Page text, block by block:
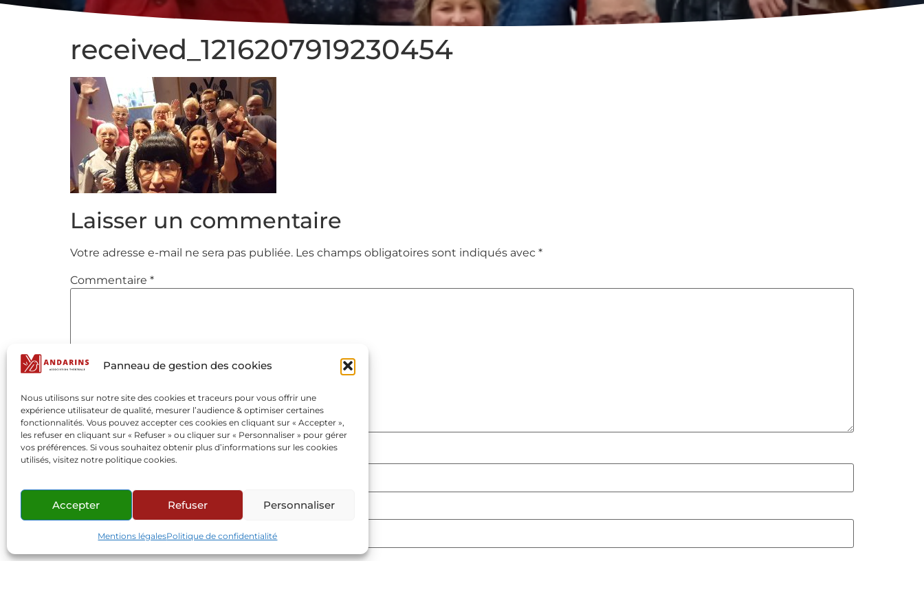
Panneau de gestion des cookies
Nous utilisons sur notre site des cookies et traceurs pour vous offrir une
expérience utilisateur de qualité, mesurer l’audience & optimiser certaines
fonctionnalités. Vous pouvez accepter ces cookies en cliquant sur « Accepter »,
les refuser en cliquant sur « Refuser » ou cliquer sur « Personnaliser » pour gérer
vos préférences. Si vous souhaitez obtenir plus d’informations sur les cookies
utilisés, visitez notre politique cookies.
Accepter Refuser Personnaliser
Mentions légalesPolitique de confidentialité
received_1216207919230454
Laisser un commentaire
Votre adresse e-mail ne sera pas publiée. Les champs obligatoires sont indiqués avec *
Commentaire *
Nom*
E-mail